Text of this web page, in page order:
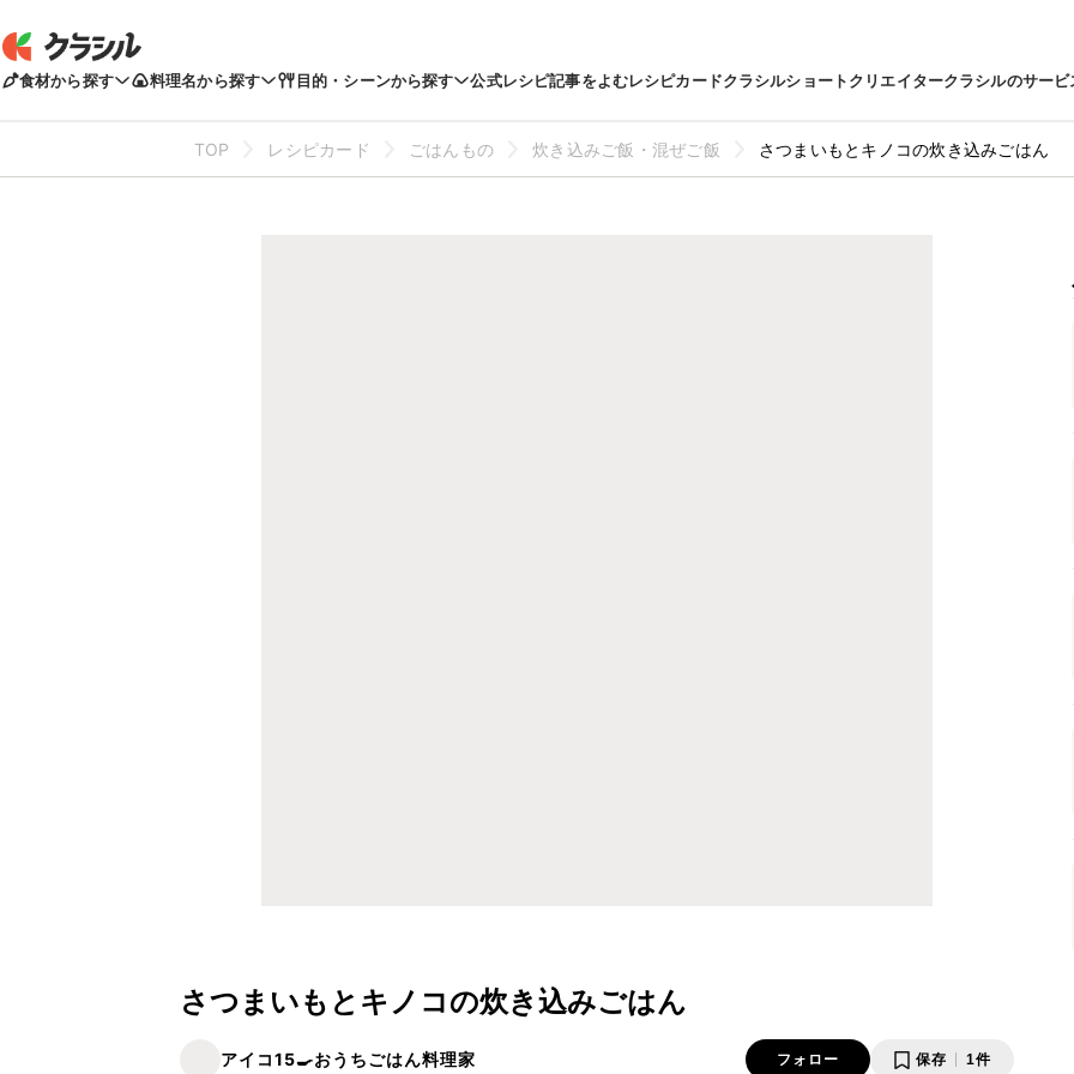
食材から探す 料理名から探す 目的・シーンから探す 公式レシピ記事をよむレシピカードクラシルショートクリエイタークラシルのサービ
TOP レシピカード ごはんもの 炊き込みご飯・混ぜご飯 さつまいもとキノコの炊き込みごはん
さつまいもとキノコの炊き込みごはん
アイコ15🍳おうちごはん料理家 フォロー 保存 1件